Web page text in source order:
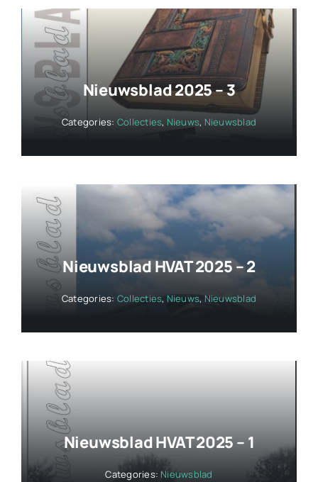
Nieuwsblad 2025 – 3
Categories: Collecties, Nieuws, Nieuwsblad
Nieuwsblad HVAT 2025 – 2
Categories: Collecties, Nieuws,Nieuwsblad
Nieuwsblad HVAT 2025 – 1
Categories: Nieuwsblad